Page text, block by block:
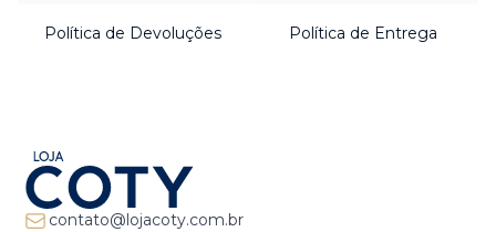
Política de Devoluções Política de Entrega
contato@lojacoty.com.br